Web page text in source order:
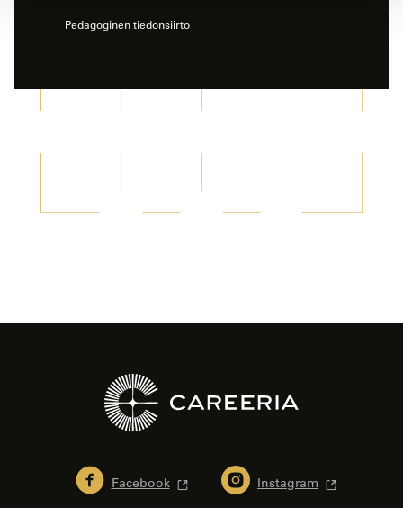
Pedagoginen tiedonsiirto
Facebook Instagram